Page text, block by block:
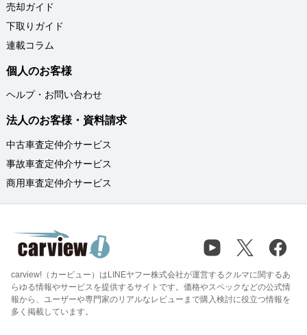
売却ガイド
下取りガイド
連載コラム
個人のお客様
ヘルプ・お問い合わせ
法人のお客様・資料請求
中古車査定仲介サービス
事故車査定仲介サービス
商用車査定仲介サービス
carview!（カービュー）はLINEヤフー株式会社が運営するクルマに関するあ
らゆる情報やサービスを提供するサイトです。価格やスペックなどの公式情
報から、ユーザーや専門家のリアルなレビューまで購入検討に役立つ情報を
多く掲載しています。